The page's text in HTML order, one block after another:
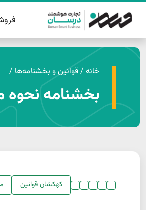
خانه /قوانین و بخشنامه‌ها /
بخشنامه نحوه محاسبه
کهکشان قوانین